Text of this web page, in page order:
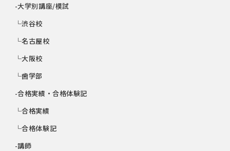
-大学別講座/模試
└渋谷校
└名古屋校
└大阪校
└歯学部
-合格実績・合格体験記
└合格実績
└合格体験記
-講師